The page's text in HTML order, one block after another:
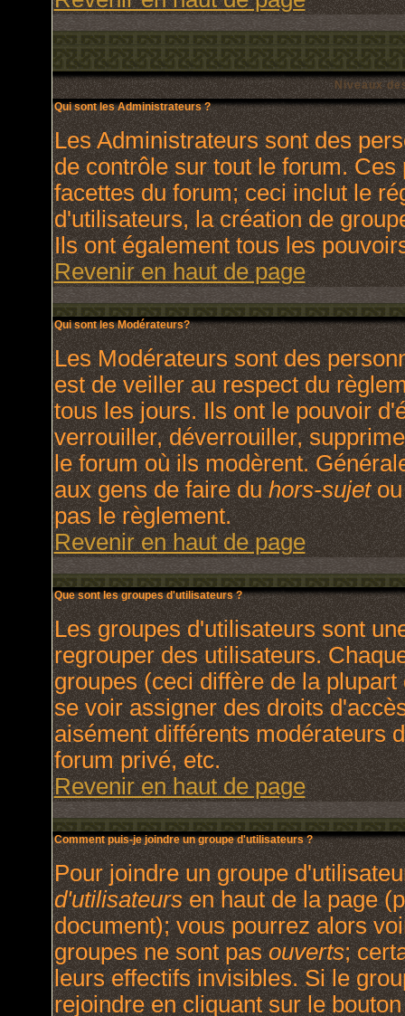
Niveaux
Qui sont les Administrateurs ?
Les Administrateurs sont des
de contrôle sur tout le forum.
facettes du forum; ceci inclut le
d'utilisateurs, la création de
Ils ont également tous les
Revenir en haut de page
Qui sont les Modérateurs?
Les Modérateurs sont des
est de veiller au respect du
tous les jours. Ils ont le pouvoir
verrouiller, déverrouiller,
le forum où ils modèrent.
aux gens de faire duhors-sujetou
pas le règlement.
Revenir en haut de page
Que sont les groupes d'utilisateurs ?
Les groupes d'utilisateurs sont
regrouper des utilisateurs.
groupes (ceci diffère de la
se voir assigner des droits
aisément différents modérateurs
forum privé, etc.
Revenir en haut de page
Comment puis-je joindre un groupe d'utilisateurs ?
Pour joindre un groupe
d'utilisateursen haut de la page
document); vous pourrez alors
groupes ne sont pasouverts;
leurs effectifs invisibles. Si le
rejoindre en cliquant sur le